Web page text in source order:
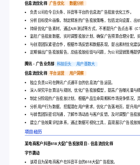
信息流优化师 广告优化 数据分析
负责公司在今日头条、抖音等平台的信息流广告投放优化工作。
分析目标受众画像，制定精准的广告投放策略，包括定向设置、出价
持续优化广告素材，通过A/B测试等方式，不断提升广告点击率（
监控广告投放数据，实时调整投放计划，确保广告预算合理分配，实
与创意团队紧密合作，根据市场反馈和数据表现，提出素材优化建
定期输出广告投放报告，总结投放经验与问题，为公司营销策略提供
腾讯 - 广告业务部 科技巨头 用户基数大
信息流优化师 平台运营 用户洞察
独立负责公司在腾讯广点通平台的信息流广告运营。
深入研究平台算法与规则，优化广告投放模型，提高广告曝光量与精
制定分阶段的广告投放计划，根据产品生命周期和市场竞争情况，
分析用户行为数据，挖掘潜在用户需求，优化广告落地页，提升用
与销售团队密切沟通，了解市场动态与客户反馈，及时调整广告投放
建立广告效果评估体系，通过数据可视化工具，直观展示广告投放
项目经历
某电商客户抖音618大促广告投放项目 - 信息流优化师
字节跳动
该项目为某电商客户在抖音平台的618大促广告投放。